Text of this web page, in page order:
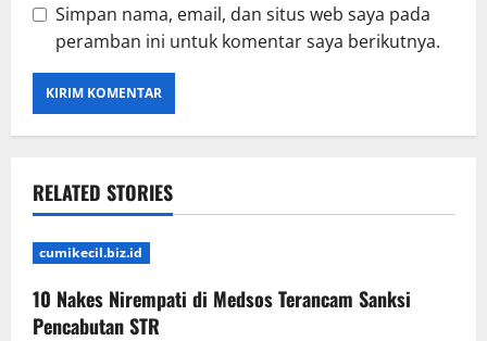
Simpan nama, email, dan situs web saya pada
peramban ini untuk komentar saya berikutnya.
RELATED STORIES
cumikecil.biz.id
10 Nakes Nirempati di Medsos Terancam Sanksi
Pencabutan STR